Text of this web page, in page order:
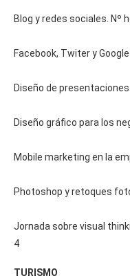
Blog y redes sociales. Nº
Facebook, Twiter y
Diseño de
Diseño gráfico para los
Mobile marketing en la
Photoshop y retoques
Jornada sobre visual
4
TURISMO